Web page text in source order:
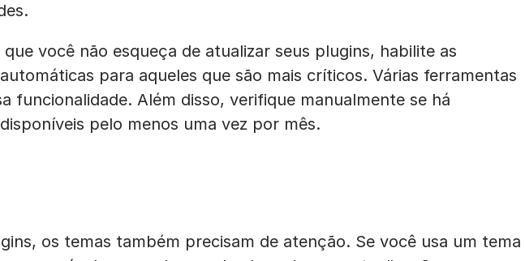
você não esqueça de atualizar seus plugins, habilite as
para aqueles que são mais críticos. Várias ferramentas
funcionalidade. Além disso, verifique manualmente se há
pelo menos uma vez por mês.
os temas também precisam de atenção. Se você usa um tema